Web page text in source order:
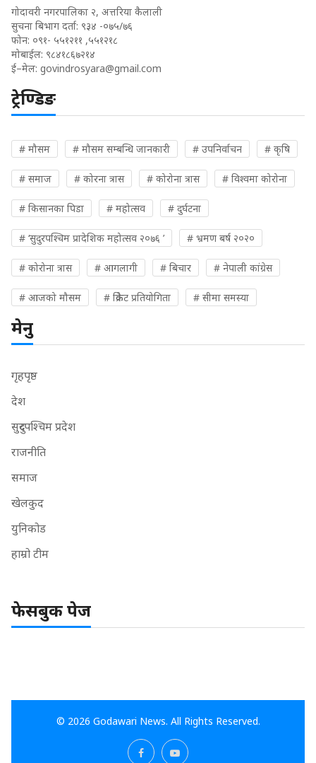
गोदावरी नगरपालिका २, अत्तरिया कैलाली
सुचना बिभाग दर्ता: ९३४ -०७५/७६
फोन: ०९१- ५५१२११ ,५५१२१८
मोबाईल: ९८४१८६७२१४
ई–मेल: govindrosyara@gmail.com
ट्रेण्डिङ
# मौसम # मौसम सम्बन्धि जानकारी # उपनिर्वाचन # कृषि
# समाज # कोरना त्रास # कोरोना त्रास # विश्वमा कोरोना
# किसानका पिडा # महोत्सव # दुर्घटना
# ‘सुदुरपश्चिम प्रादेशिक महोत्सव २०७६ ’ # भ्रमण बर्ष २०२०
# कोरोना त्रास # आगलागी # बिचार # नेपाली कांग्रेस
# आजको मौसम # क्रिकेट प्रतियोगिता # सीमा समस्या
मेनु
गृहपृष्ठ
देश
सुदुरपश्चिम प्रदेश
राजनीति
समाज
खेलकुद
युनिकोड
हाम्रो टीम
फेसबुक पेज
© 2026 Godawari News. All Rights Reserved.